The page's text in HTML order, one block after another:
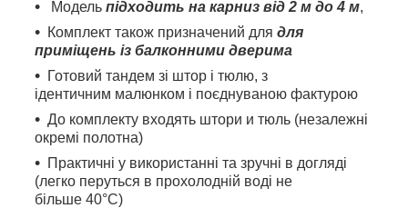
Модель підходить на карниз від 2 м до 4 м,
Комплект також призначений для для
приміщень із балконними дверима
Готовий тандем зі штор і тюлю, з
ідентичним малюнком і поєднуваною фактурою
До комплекту входять штори и тюль (незалежні
окремі полотна)
Практичні у використанні та зручні в догляді
(легко перуться в прохолодній воді не
більше 40°C)